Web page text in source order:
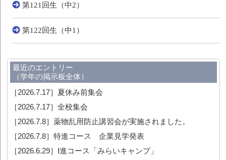
第121回生（中2）
第122回生（中1）
最近のエントリー
（学年の掲示板全体）
［2026.7.17］ 夏休み前集会
［2026.7.17］全校集会
［2026.7.8］薬物乱用防止講習会が実施されました。
［2026.7.8］特進コース 企業見学発表
［2026.6.29］ Ⅰ進コース「みらいキャンプ」